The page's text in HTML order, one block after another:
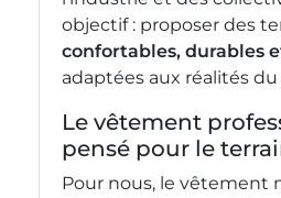
objectif : proposer des
confortables, durables
adaptées aux réalités
Le vêtement
pensé pour le
Pour nous, le vêtement